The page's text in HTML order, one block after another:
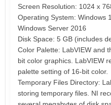
Screen Resolution: 1024 x
Operating System: Windows
Windows Server 2016
Disk Space: 5 GB (includes
Color Palette: LabVIEW and
bit color graphics. LabVIEW
palette setting of 16-bit color.
Temporary Files Directory:
storing temporary files. NI